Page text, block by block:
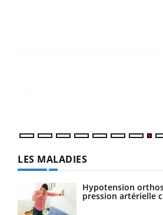
LES MALADIES
Hypotension
pression artérielle